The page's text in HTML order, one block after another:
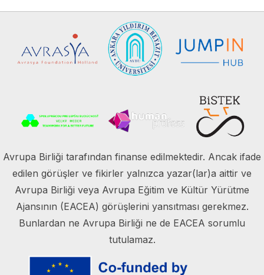
Avrupa Birliği tarafından finanse edilmektedir. Ancak ifade
edilen görüşler ve fikirler yalnızca yazar(lar)a aittir ve
Avrupa Birliği veya Avrupa Eğitim ve Kültür Yürütme
Ajansının (EACEA) görüşlerini yansıtması gerekmez.
Bunlardan ne Avrupa Birliği ne de EACEA sorumlu
tutulamaz.